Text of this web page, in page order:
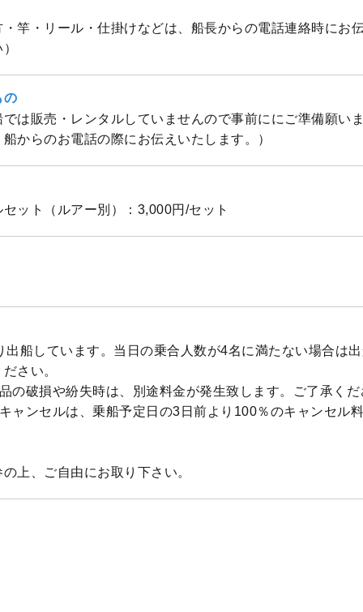
竿・リール・仕掛けなどは、船長からの電話連絡時にお
の
は販売・レンタルしていませんので事前ににご準備願い
からのお電話の際にお伝えいたします。）
ット（ルアー別）：3,000円/セット
出船しています。当日の乗合人数が4名に満たない場合は
さい。
の破損や紛失時は、別途料金が発生致します。ご了承くだ
ャンセルは、乗船予定日の3日前より100％のキャンセル
上、ご自由にお取り下さい。